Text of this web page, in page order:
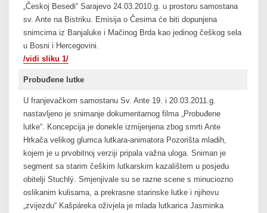
„Českoj Besedi“ Sarajevo 24.03.2010.g. u prostoru samostana
sv. Ante na Bistriku. Emisija o Česima će biti dopunjena
snimcima iz Banjaluke i Mačinog Brda kao jedinog češkog sela
u Bosni i Hercegovini.
/vidi sliku 1/
Probuđene lutke
U franjevačkom samostanu Sv. Ante 19. i 20.03.2011.g.
nastavljeno je snimanje dokumentarnog filma „Probuđene
lutke“. Koncepcija je donekle izmijenjena zbog smrti Ante
Hrkača velikog glumca lutkara-animatora Pozorišta mladih,
kojem je u prvobitnoj verziji pripala važna uloga. Sniman je
segment sa starim češkim lutkarskim kazalištem u posjedu
obitelji Stuchlý. Smjenjivale su se razne scene s minuciozno
oslikanim kulisama, a prekrasne starinske lutke i njihovu
„zvijezdu“ Kašpáreka oživjela je mlada lutkarica Jasminka